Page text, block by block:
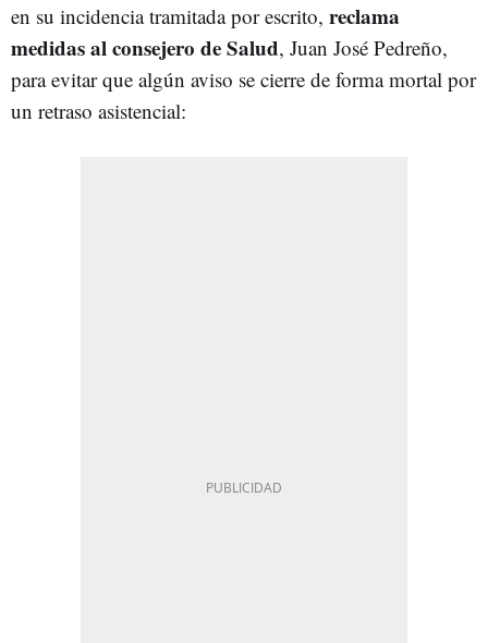
en su incidencia tramitada por escrito, reclama
medidas al consejero de Salud, Juan José Pedreño,
para evitar que algún aviso se cierre de forma mortal por
un retraso asistencial: